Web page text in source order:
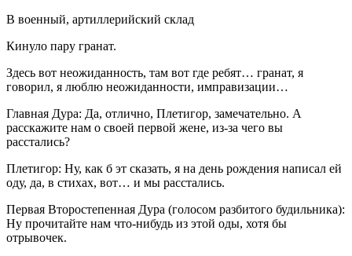
В военный, артиллерийский склад
Кинуло пару гранат.
Здесь вот неожиданность, там вот где ребят… гранат, я
говорил, я люблю неожиданности, имправизации…
Главная Дура: Да, отлично, Плетигор, замечательно. А
расскажите нам о своей первой жене, из-за чего вы
расстались?
Плетигор: Ну, как б эт сказать, я на день рождения написал ей
оду, да, в стихах, вот… и мы расстались.
Первая Второстепенная Дура (голосом разбитого будильника):
Ну прочитайте нам что-нибудь из этой оды, хотя бы
отрывочек.